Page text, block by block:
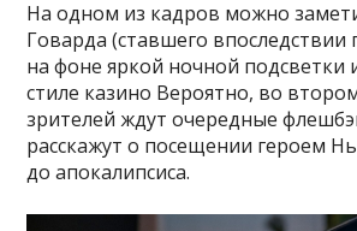
На одном из кадров можно
Говарда (ставшего
на фоне яркой ночной подсветки
стиле казино Вероятно, во
зрителей ждут очередные
расскажут о посещении героем
до апокалипсиса.